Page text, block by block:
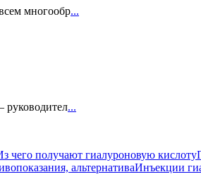
многообр...
руководител...
чего получают гиалуроновую кислоту
альтернативаИнъекции